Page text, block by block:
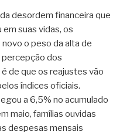
desordem financeira que
suas vidas, os
o peso da alta de
dos
de que os reajustes vão
índices oficiais.
a 6,5% no acumulado
maio, famílias ouvidas
despesas mensais